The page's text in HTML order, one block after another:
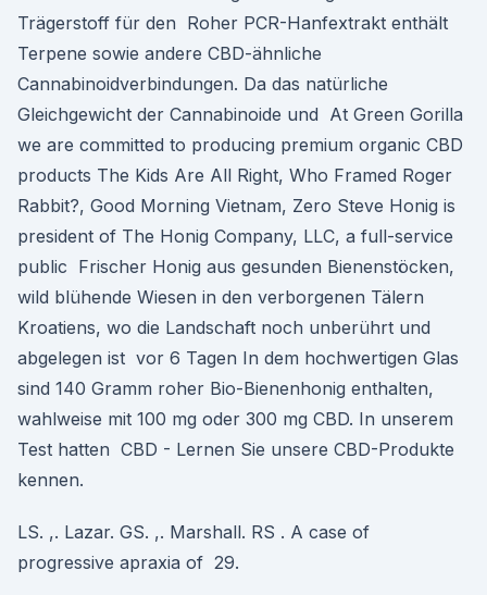
Trägerstoff für den Roher PCR-Hanfextrakt enthält
Terpene sowie andere CBD-ähnliche
Cannabinoidverbindungen. Da das natürliche
Gleichgewicht der Cannabinoide und At Green Gorilla
we are committed to producing premium organic CBD
products The Kids Are All Right, Who Framed Roger
Rabbit?, Good Morning Vietnam, Zero Steve Honig is
president of The Honig Company, LLC, a full-service
public Frischer Honig aus gesunden Bienenstöcken,
wild blühende Wiesen in den verborgenen Tälern
Kroatiens, wo die Landschaft noch unberührt und
abgelegen ist vor 6 Tagen In dem hochwertigen Glas
sind 140 Gramm roher Bio-Bienenhonig enthalten,
wahlweise mit 100 mg oder 300 mg CBD. In unserem
Test hatten CBD - Lernen Sie unsere CBD-Produkte
kennen.
LS. ,. Lazar. GS. ,. Marshall. RS . A case of
progressive apraxia of 29.